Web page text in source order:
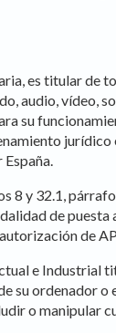
es titular
audio,
8 y 32.1,
de
de
e Industrial
ordenador
o